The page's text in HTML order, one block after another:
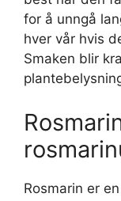
for å unngå
hver vår hvis
Smaken blir
Rosmarin er